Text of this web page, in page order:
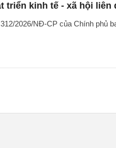
triển kinh tế - xã hội
2026/NĐ-CP của Chính phủ